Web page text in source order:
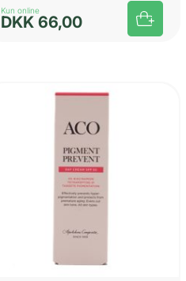
Kun online
DKK 66,00